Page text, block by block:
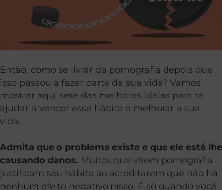
Então, como se livrar da pornografia depois que
isso passou a fazer parte da sua vida? Vamos
mostrar aqui sete das melhores ideias para te
ajudar a vencer esse hábito e melhorar a sua
vida.
Admita que o problema existe e que ele está lhe
causando danos. Muitos que vêem pornografia
justificam seu hábito ao acreditarem que não há
nenhum efeito negativo nisso. É só quando você